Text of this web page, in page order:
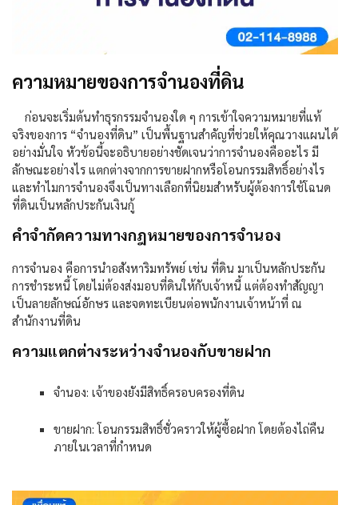
ความหมายของการจำนองที่ดิน
ก่อนจะเริ่มต้นทำธุรกรรมจำนองใด ๆ การเข้าใจความหมายที่แท้
จริงของการ “จำนองที่ดิน” เป็นพื้นฐานสำคัญที่ช่วยให้คุณวางแผนได้
อย่างมั่นใจ หัวข้อนี้จะอธิบายอย่างชัดเจนว่าการจำนองคืออะไร มี
ลักษณะอย่างไร แตกต่างจากการขายฝากหรือโอนกรรมสิทธิ์อย่างไร
และทำไมการจำนองจึงเป็นทางเลือกที่นิยมสำหรับผู้ต้องการใช้โฉนด
ที่ดินเป็นหลักประกันเงินกู้
คำจำกัดความทางกฎหมายของการจำนอง
การจำนอง คือการนำอสังหาริมทรัพย์ เช่น ที่ดิน มาเป็นหลักประกัน
การชำระหนี้ โดยไม่ต้องส่งมอบที่ดินให้กับเจ้าหนี้ แต่ต้องทำสัญญา
เป็นลายลักษณ์อักษร และจดทะเบียนต่อพนักงานเจ้าหน้าที่ ณ
สำนักงานที่ดิน
ความแตกต่างระหว่างจำนองกับขายฝาก
จำนอง: เจ้าของยังมีสิทธิ์ครอบครองที่ดิน
ขายฝาก: โอนกรรมสิทธิ์ชั่วคราวให้ผู้ซื้อฝาก โดยต้องไถ่คืน
ภายในเวลาที่กำหนด